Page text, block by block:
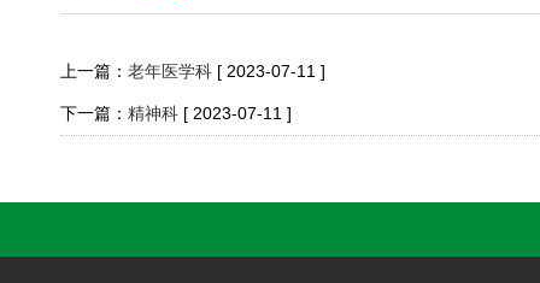
上一篇： 老年医学科 [ 2023-07-11 ]
下一篇： 精神科 [ 2023-07-11 ]